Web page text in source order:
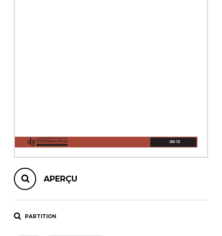
APERÇU
PARTITION